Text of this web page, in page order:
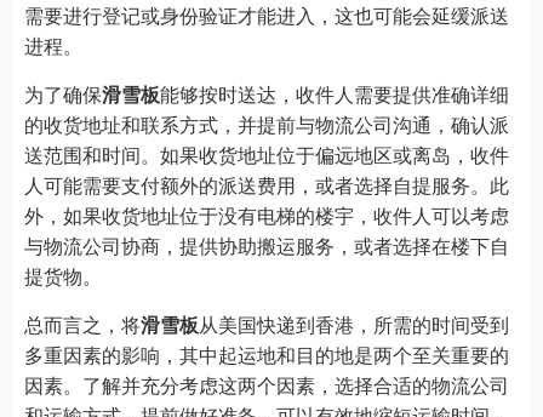
需要进行登记或身份验证才能进入，这也可能会延缓派送
进程。
为了确保滑雪板能够按时送达，收件人需要提供准确详细
的收货地址和联系方式，并提前与物流公司沟通，确认派
送范围和时间。如果收货地址位于偏远地区或离岛，收件
人可能需要支付额外的派送费用，或者选择自提服务。此
外，如果收货地址位于没有电梯的楼宇，收件人可以考虑
与物流公司协商，提供协助搬运服务，或者选择在楼下自
提货物。
总而言之，将滑雪板从美国快递到香港，所需的时间受到
多重因素的影响，其中起运地和目的地是两个至关重要的
因素。了解并充分考虑这两个因素，选择合适的物流公司